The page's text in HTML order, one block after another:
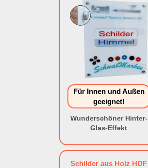
Für Innen und Außen
geeignet!
Wunderschöner Hinter-
Glas-Effekt
Schilder aus Holz HDF